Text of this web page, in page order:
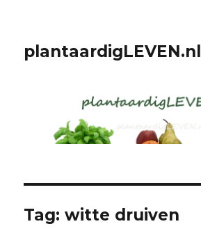
plantaardigLEVEN.nl
Tag: witte druiven